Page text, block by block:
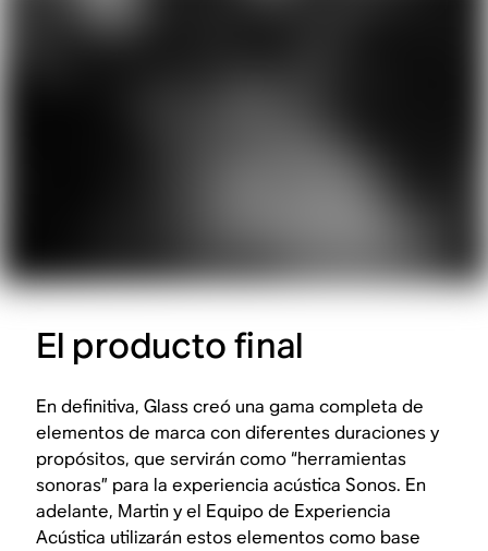
El producto final
En definitiva, Glass creó una gama completa de
elementos de marca con diferentes duraciones y
propósitos, que servirán como “herramientas
sonoras” para la experiencia acústica Sonos. En
adelante, Martin y el Equipo de Experiencia
Acústica utilizarán estos elementos como base